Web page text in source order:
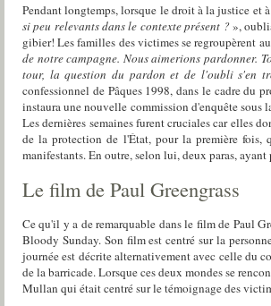
Pendant longtemps, lorsque le droit à la justice et
si peu relevants dans le contexte présent ?»,
gibier! Les familles des victimes se regroupèrent
de notre campagne. Nous aimerions pardonner.
tour, la question du pardon et de l'oubli s'en
confessionnel de Pâques 1998, dans le cadre du
instaura une nouvelle commission d'enquête sous
Les dernières semaines furent cruciales car elles
de la protection de l'État, pour la première
manifestants. En outre, selon lui, deux paras,
Le film de Paul Greengrass
Ce qu'il y a de remarquable dans le film de Paul
Bloody Sunday. Son film est centré sur la
journée est décrite alternativement avec celle du
de la barricade. Lorsque ces deux mondes se
Mullan qui était centré sur le témoignage des